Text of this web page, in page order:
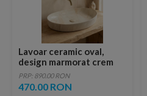
Lavoar ceramic oval,
design marmorat crem
lucios cu vene aurii,
ventil inclus
PRP: 890.00 RON
470.00 RON